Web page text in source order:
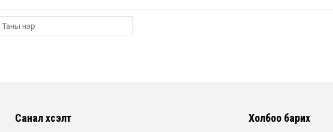
Санал хүсэлт Холбоо барих